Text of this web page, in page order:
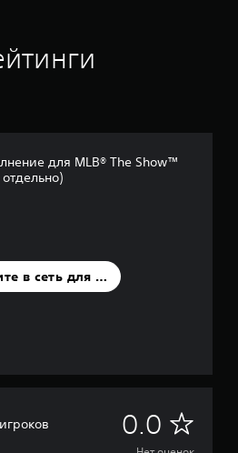
для MLB® The Show™
в сеть для оценки
0.0 Н